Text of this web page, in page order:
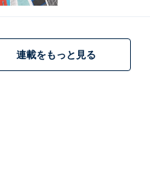
連載をもっと見る